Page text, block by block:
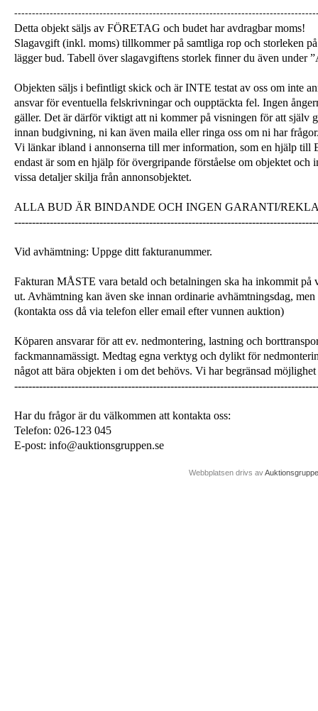
Detta objekt säljs av FÖRETAG och budet har avdragbar moms!
Slagavgift (inkl. moms) tillkommer på samtliga rop och storleken
lägger bud. Tabell över slagavgiftens storlek finner du även under
Objekten säljs i befintligt skick och är INTE testat av oss om inte
ansvar för eventuella felskrivningar och oupptäckta fel. Ingen
gäller. Det är därför viktigt att ni kommer på visningen för att själv
innan budgivning, ni kan även maila eller ringa oss om ni har
Vi länkar ibland i annonserna till mer information, som en hjälp till
endast är som en hjälp för övergripande förståelse om objektet
vissa detaljer skilja från annonsobjektet.
ALLA BUD ÄR BINDANDE OCH INGEN GARANTI/
Vid avhämtning: Uppge ditt fakturanummer.
Fakturan MÅSTE vara betald och betalningen ska ha inkommit på
ut. Avhämtning kan även ske innan ordinarie avhämtningsdag,
(kontakta oss då via telefon eller email efter vunnen auktion)
Köparen ansvarar för att ev. nedmontering, lastning och
fackmannamässigt. Medtag egna verktyg och dylikt för
något att bära objekten i om det behövs. Vi har begränsad
Har du frågor är du välkommen att kontakta oss:
Telefon: 026-123 045
E-post: info@auktionsgruppen.se
Webbplatsen drivs av